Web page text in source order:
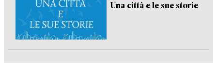
Una città e le sue storie